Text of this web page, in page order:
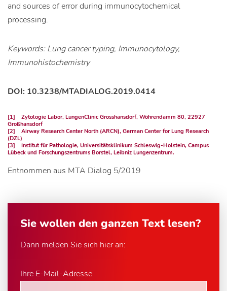
and sources of error during immunocytochemical
processing.
Keywords: Lung cancer typing, Immunocytology,
Immunohistochemistry
DOI: 10.3238/MTADIALOG.2019.0414
[1] Zytologie Labor, LungenClinic Grosshansdorf, Wöhrendamm 80, 22927
Großhansdorf
[2] Airway Research Center North (ARCN), German Center for Lung Research
(DZL)
[3] Institut für Pathologie, Universitätsklinikum Schleswig-Holstein, Campus
Lübeck und Forschungszentrums Borstel, Leibniz Lungenzentrum.
Entnommen aus MTA Dialog 5/2019
Sie wollen den ganzen Text lesen?
Dann melden Sie sich hier an:
Ihre E-Mail-Adresse